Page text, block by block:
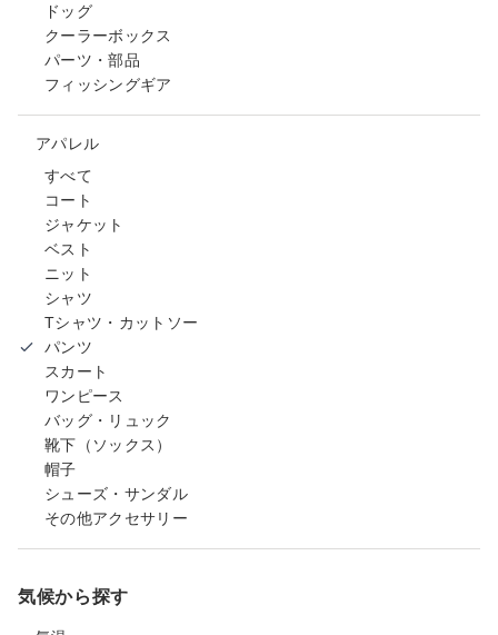
ドッグ
クーラーボックス
パーツ・部品
フィッシングギア
アパレル
すべて
コート
ジャケット
ベスト
ニット
シャツ
Tシャツ・カットソー
パンツ
スカート
ワンピース
バッグ・リュック
靴下（ソックス）
帽子
シューズ・サンダル
その他アクセサリー
気候から探す